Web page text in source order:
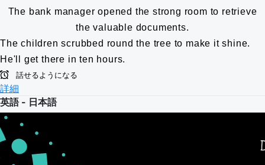
The bank manager opened the strong room to retrieve
the valuable documents.
The children scrubbed round the tree to make it shine.
He'll get there in ten hours.
話せるようになる
詳細
英語 - 日本語